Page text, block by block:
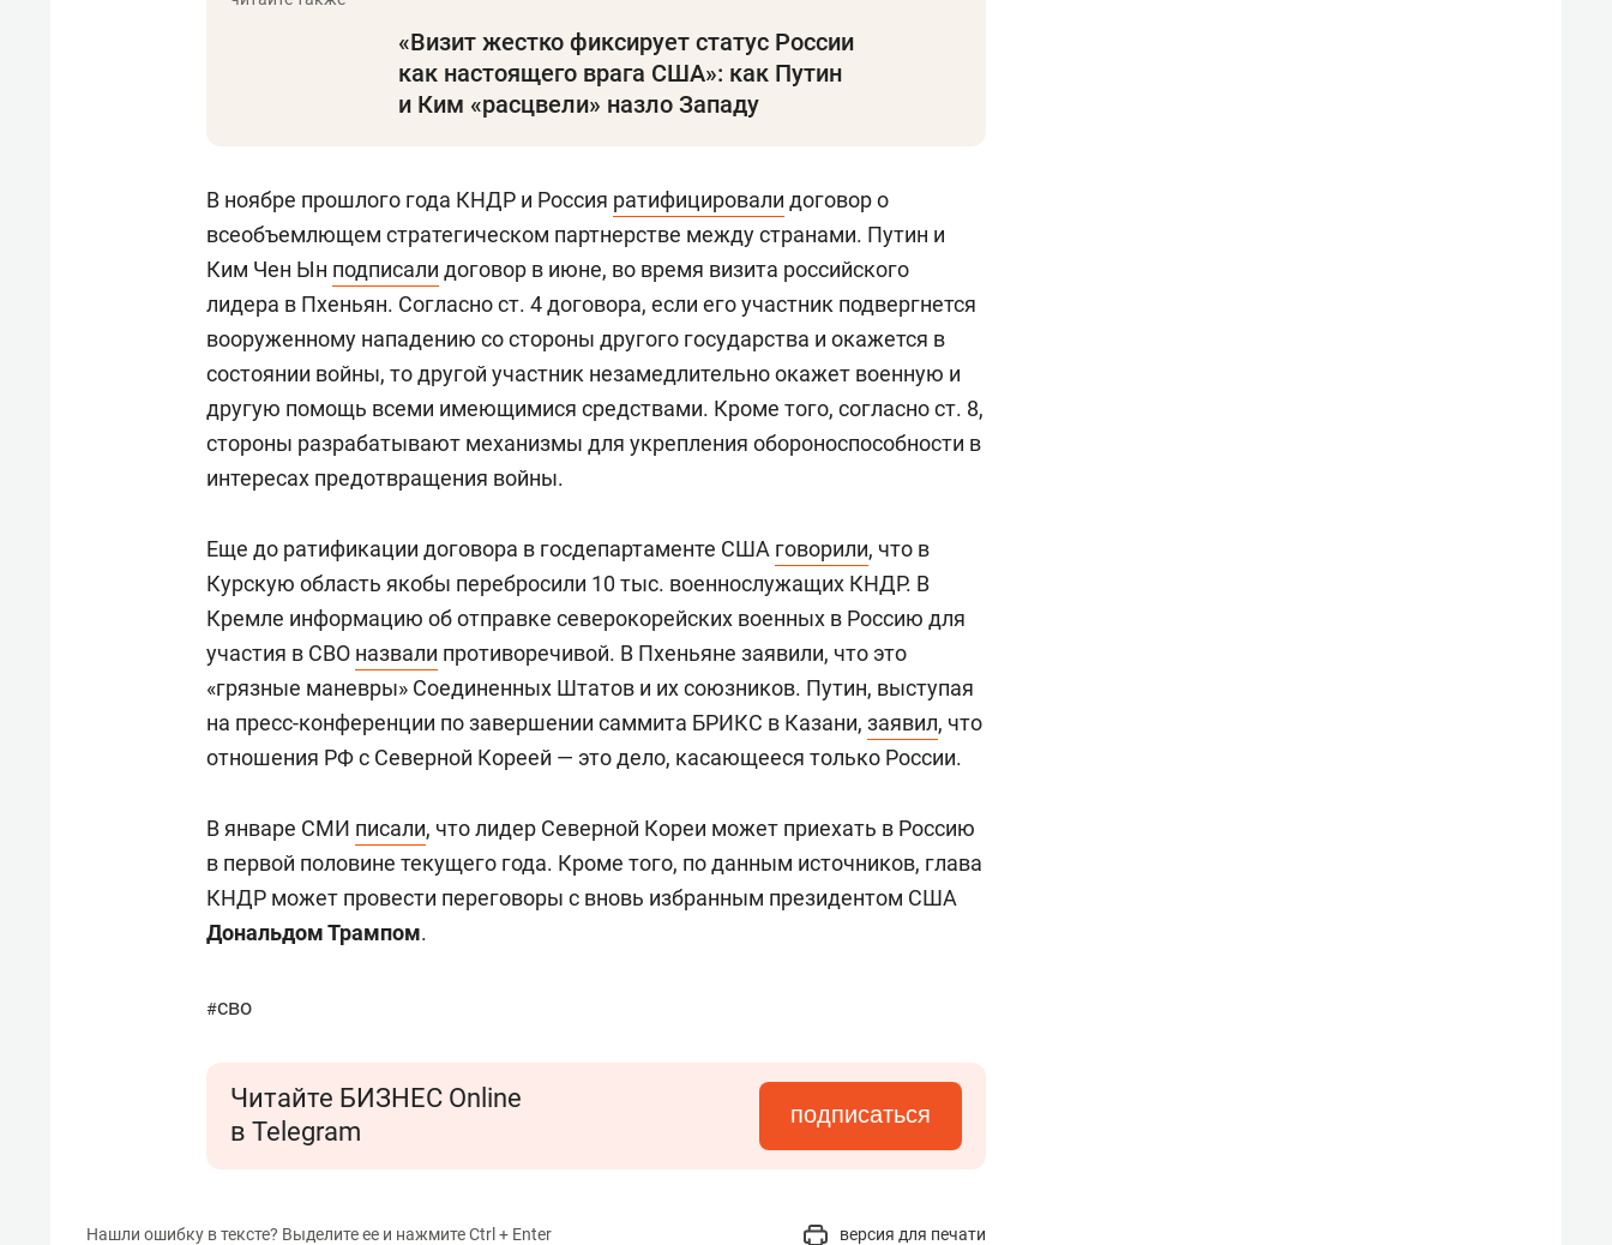
«Визит жестко фиксирует статус России
как настоящего врага США»: как Путин
и Ким «расцвели» назло Западу
В ноябре прошлого года КНДР и Россия ратифицировали договор о
всеобъемлющем стратегическом партнерстве между странами. Путин и
Ким Чен Ын подписали договор в июне, во время визита российского
лидера в Пхеньян. Согласно ст. 4 договора, если его участник подвергнется
вооруженному нападению со стороны другого государства и окажется в
состоянии войны, то другой участник незамедлительно окажет военную и
другую помощь всеми имеющимися средствами. Кроме того, согласно ст. 8,
стороны разрабатывают механизмы для укрепления обороноспособности в
интересах предотвращения войны.
Еще до ратификации договора в госдепартаменте США говорили, что в
Курскую область якобы перебросили 10 тыс. военнослужащих КНДР. В
Кремле информацию об отправке северокорейских военных в Россию для
участия в СВО назвали противоречивой. В Пхеньяне заявили, что это
«грязные маневры» Соединенных Штатов и их союзников. Путин, выступая
на пресс-конференции по завершении саммита БРИКС в Казани, заявил, что
отношения РФ с Северной Кореей — это дело, касающееся только России.
В январе СМИ писали, что лидер Северной Кореи может приехать в Россию
в первой половине текущего года. Кроме того, по данным источников, глава
КНДР может провести переговоры с вновь избранным президентом США
Дональдом Трампом.
#сво
Читайте БИЗНЕС Online
в Telegram
подписаться
Нашли ошибку в тексте? Выделите ее и нажмите Ctrl + Enter версия для печати